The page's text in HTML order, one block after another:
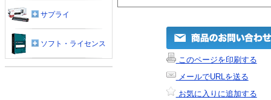
このページを印刷する
メールでURLを送る
お気に入りに追加する
サプライ
ソフト・ライセンス